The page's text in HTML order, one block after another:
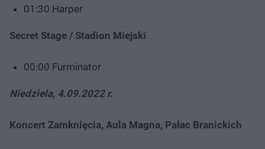
01:30 Harper
Secret Stage / Stadion Miejski
00:00 Furminator
Niedziela, 4.09.2022 r.
Koncert Zamknięcia, Aula Magna, Pałac Branickich